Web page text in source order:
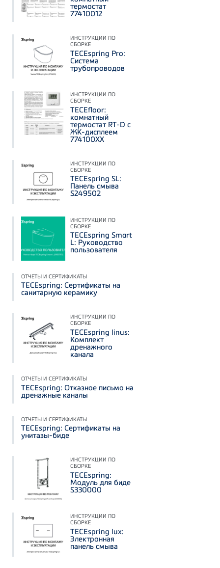
термостат
77410012
ИНСТРУКЦИИ ПО
СБОРКЕ
TECEspring Pro:
Система
трубопроводов
ИНСТРУКЦИИ ПО
СБОРКЕ
TECEfloor:
комнатный
термостат RT-D с
ЖК-дисплеем
774100XX
ИНСТРУКЦИИ ПО
СБОРКЕ
TECEspring SL:
Панель смыва
S249502
ИНСТРУКЦИИ ПО
СБОРКЕ
TECEspring Smart
L: Руководство
пользователя
ОТЧЕТЫ И СЕРТИФИКАТЫ
TECEspring: Сертификаты на
санитарную керамику
ИНСТРУКЦИИ ПО
СБОРКЕ
TECEspring linus:
Комплект
дренажного
канала
ОТЧЕТЫ И СЕРТИФИКАТЫ
TECEspring: Отказное письмо на
дренажные каналы
ОТЧЕТЫ И СЕРТИФИКАТЫ
TECEspring: Сертификаты на
унитазы-биде
ИНСТРУКЦИИ ПО
СБОРКЕ
TECEspring:
Модуль для биде
S330000
ИНСТРУКЦИИ ПО
СБОРКЕ
TECEspring lux:
Электронная
панель смыва